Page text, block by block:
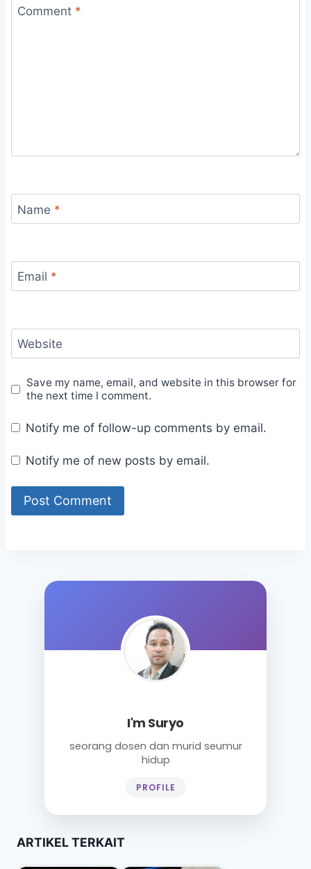
Comment *
Name *
Email *
Website
Save my name, email, and website in this browser for
the next time I comment.
Notify me of follow-up comments by email.
Notify me of new posts by email.
I'm Suryo
seorang dosen dan murid seumur
hidup
PROFILE
ARTIKEL TERKAIT